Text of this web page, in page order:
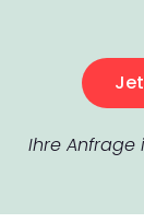
Ihre Anfrage